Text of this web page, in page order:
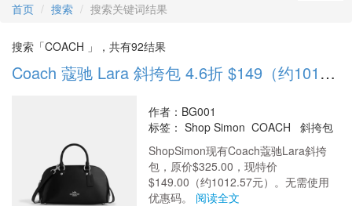
首页 搜索 搜索关键词结果
搜索「COACH 」，共有92结果
Coach 蔻驰 Lara 斜挎包 4.6折 $149（约1012.57元）
作者：BG001
标签：Shop Simon COACH 斜挎包
ShopSimon现有Coach蔻驰Lara斜挎
包，原价$325.00，现特价
$149.00（约1012.57元）。无需使用
优惠码。 阅读全文